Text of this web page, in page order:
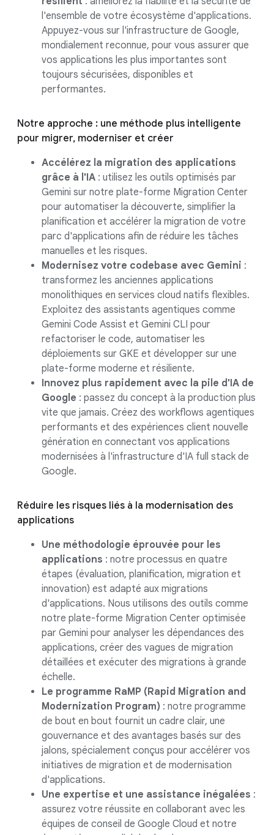
l'ensemble de votre écosystème d'applications.
Appuyez-vous sur l'infrastructure de Google,
mondialement reconnue, pour vous assurer que
vos applications les plus importantes sont
toujours sécurisées, disponibles et
performantes.
Notre approche : une méthode plus intelligente
pour migrer, moderniser et créer
Accélérez la migration des applications
grâce à l'IA : utilisez les outils optimisés par
Gemini sur notre plate-forme Migration Center
pour automatiser la découverte, simplifier la
planification et accélérer la migration de votre
parc d'applications afin de réduire les tâches
manuelles et les risques.
Modernisez votre codebase avec Gemini :
transformez les anciennes applications
monolithiques en services cloud natifs flexibles.
Exploitez des assistants agentiques comme
Gemini Code Assist et Gemini CLI pour
refactoriser le code, automatiser les
déploiements sur GKE et développer sur une
plate-forme moderne et résiliente.
Innovez plus rapidement avec la pile d'IA de
Google : passez du concept à la production plus
vite que jamais. Créez des workflows agentiques
performants et des expériences client nouvelle
génération en connectant vos applications
modernisées à l'infrastructure d'IA full stack de
Google.
Réduire les risques liés à la modernisation des
applications
Une méthodologie éprouvée pour les
applications : notre processus en quatre
étapes (évaluation, planification, migration et
innovation) est adapté aux migrations
d'applications. Nous utilisons des outils comme
notre plate-forme Migration Center optimisée
par Gemini pour analyser les dépendances des
applications, créer des vagues de migration
détaillées et exécuter des migrations à grande
échelle.
Le programme RaMP (Rapid Migration and
Modernization Program) : notre programme
de bout en bout fournit un cadre clair, une
gouvernance et des avantages basés sur des
jalons, spécialement conçus pour accélérer vos
initiatives de migration et de modernisation
d'applications.
Une expertise et une assistance inégalées :
assurez votre réussite en collaborant avec les
équipes de conseil de Google Cloud et notre